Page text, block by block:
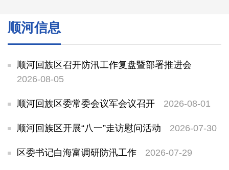
顺河信息
顺河回族区召开防汛工作复盘暨部署推进会
2026-08-05
顺河回族区委常委会议军会议召开 2026-08-01
顺河回族区开展“八一”走访慰问活动 2026-07-30
区委书记白海富调研防汛工作 2026-07-29